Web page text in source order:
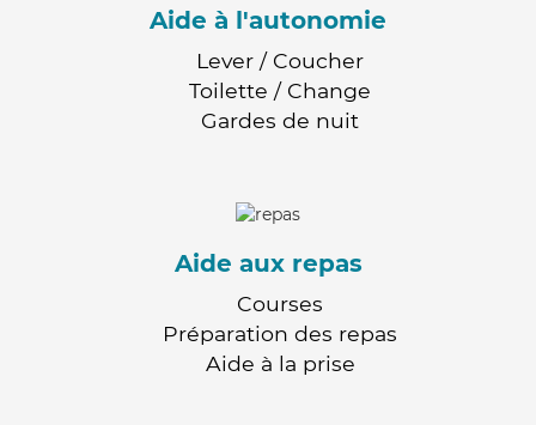
Aide à l'autonomie
Lever / Coucher
Toilette / Change
Gardes de nuit
Aide aux repas
Courses
Préparation des repas
Aide à la prise